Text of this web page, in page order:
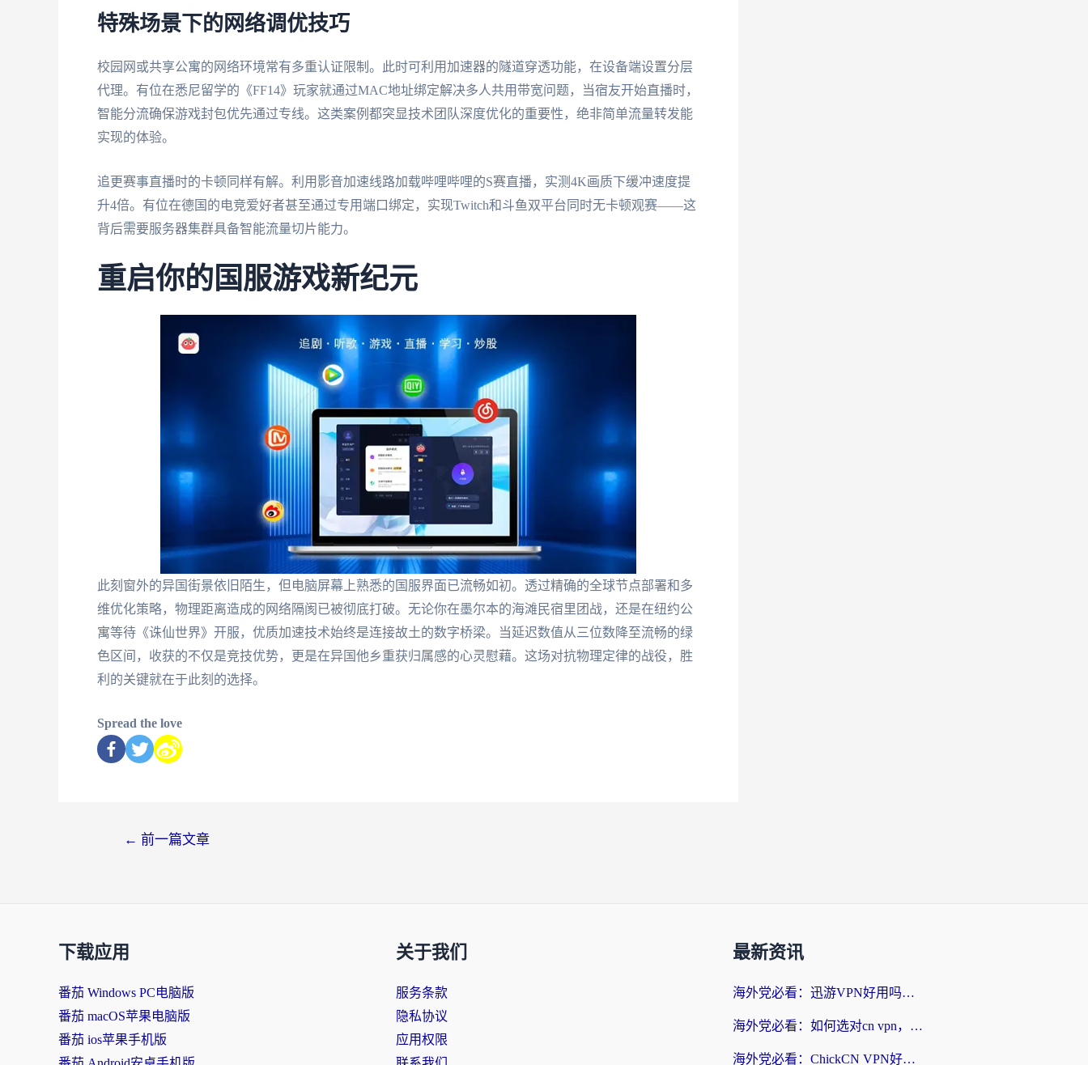
特殊场景下的网络调优技巧
校园网或共享公寓的网络环境常有多重认证限制。此时可利用加速器的隧道穿透功能，在设备端设置分层
代理。有位在悉尼留学的《FF14》玩家就通过MAC地址绑定解决多人共用带宽问题，当宿友开始直播时，
智能分流确保游戏封包优先通过专线。这类案例都突显技术团队深度优化的重要性，绝非简单流量转发能
实现的体验。
追更赛事直播时的卡顿同样有解。利用影音加速线路加载哔哩哔哩的S赛直播，实测4K画质下缓冲速度提
升4倍。有位在德国的电竞爱好者甚至通过专用端口绑定，实现Twitch和斗鱼双平台同时无卡顿观赛——这
背后需要服务器集群具备智能流量切片能力。
重启你的国服游戏新纪元
此刻窗外的异国街景依旧陌生，但电脑屏幕上熟悉的国服界面已流畅如初。透过精确的全球节点部署和多
维优化策略，物理距离造成的网络隔阂已被彻底打破。无论你在墨尔本的海滩民宿里团战，还是在纽约公
寓等待《诛仙世界》开服，优质加速技术始终是连接故土的数字桥梁。当延迟数值从三位数降至流畅的绿
色区间，收获的不仅是竞技优势，更是在异国他乡重获归属感的心灵慰藉。这场对抗物理定律的战役，胜
利的关键就在于此刻的选择。
Spread the love
← 前一篇文章
下载应用
番茄 Windows PC电脑版
番茄 macOS苹果电脑版
番茄 ios苹果手机版
关于我们
服务条款
隐私协议
应用权限
最新资讯
海外党必看：迅游VPN好用吗？和番茄加速器VPN对比哪个回国效果更好？
海外党必看：如何选对cn vpn，轻松解锁国内影音游戏？
海外党必看：ChickCN VPN好用吗？和星河VPN对比哪个回国效果更好？附真实体验+避坑指南